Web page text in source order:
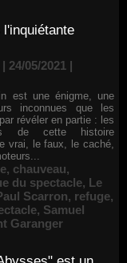
24/05/2021 |
est une énigme, une
inconnues que les
révéler en partie : les
de cette histoire
vrai, le faux, le caché,
, chauveau,
du spectacle, Le
Scarron, refuge,
, Samuel
Garanger